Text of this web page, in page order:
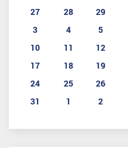
27
28 29
3
4 5
10
11 12
17
18 19
24
25 26
31
1 2